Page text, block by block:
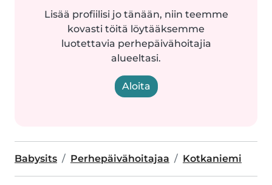
Lisää profiilisi jo tänään, niin teemme
kovasti töitä löytääksemme
luotettavia perhepäivähoitajia
alueeltasi.
Aloita
Babysits Perhepäivähoitajaa Kotkaniemi